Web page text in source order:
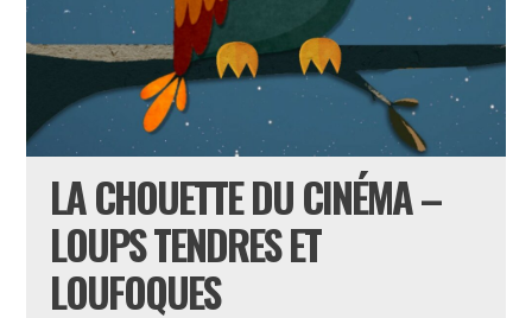
LA CHOUETTE DU CINÉMA –
LOUPS TENDRES ET
LOUFOQUES